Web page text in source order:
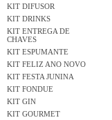
KIT DIFUSOR
KIT DRINKS
KIT ENTREGA DE
CHAVES
KIT ESPUMANTE
KIT FELIZ ANO NOVO
KIT FESTA JUNINA
KIT FONDUE
KIT GIN
KIT GOURMET